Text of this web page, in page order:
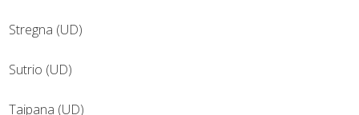
Stregna (UD)
Sutrio (UD)
Taipana (UD)